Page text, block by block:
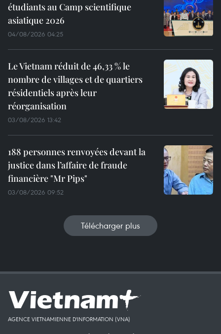
étudiants au Camp scientifique
asiatique 2026
04/08/2026 04:25
Le Vietnam réduit de 46,33 % le
nombre de villages et de quartiers
résidentiels après leur
réorganisation
03/08/2026 13:42
188 personnes renvoyées devant la
justice dans l’affaire de fraude
financière "Mr Pips"
03/08/2026 09:52
Télécharger plus
AGENCE VIETNAMIENNE D'INFORMATION (VNA)